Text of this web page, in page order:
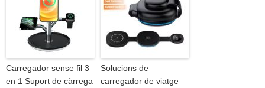
Carregador sense fil 3
en 1 Suport de càrrega
Solucions de
carregador de viatge